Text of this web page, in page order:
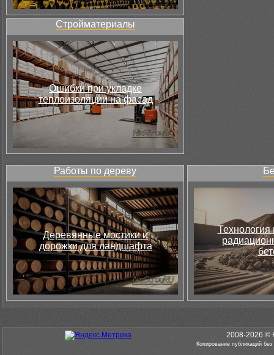
Стройматериалы
Ошибки при укладке
теплоизоляции на фасад
Работы по дереву
Деревянные мостики и
дорожки для ландшафта
Технология
2008-2026 ©
Копирование публикаций